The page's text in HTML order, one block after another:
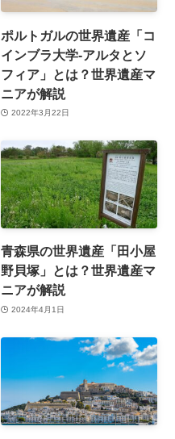
ポルトガルの世界遺産「コ
インブラ大学-アルタとソ
フィア」とは？世界遺産マ
ニアが解説
2022年3月22日
青森県の世界遺産「田小屋
野貝塚」とは？世界遺産マ
ニアが解説
2024年4月1日